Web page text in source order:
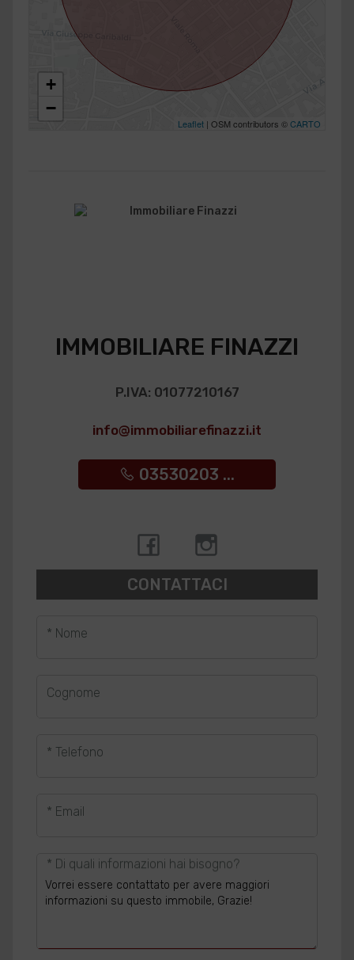
+
−
Leaflet | OSM contributors ©CARTO
IMMOBILIARE FINAZZI
P.IVA: 01077210167
info@immobiliarefinazzi.it
03530203 ...
CONTATTACI
* Nome
Cognome
* Telefono
* Email
* Di quali informazioni hai bisogno?